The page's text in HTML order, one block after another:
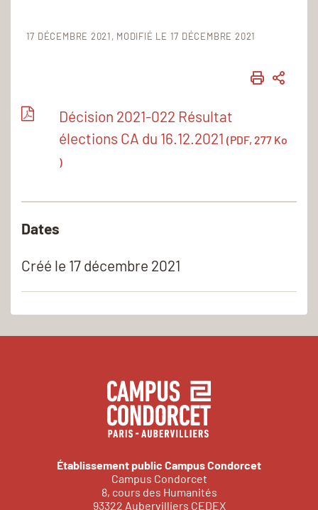
17 DÉCEMBRE 2021 MODIFIÉ LE 17 DÉCEMBRE 2021
Décision 2021-022 Résultat
élections CA du 16.12.2021 (PDF, 277 Ko
)
Dates
Créé le 17 décembre 2021
Établissement public Campus Condorcet
Campus Condorcet
8, cours des Humanités
93322 Aubervilliers CEDEX